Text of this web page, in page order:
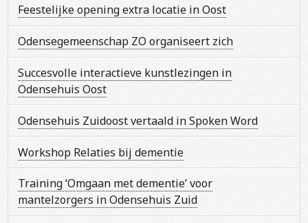
Feestelijke opening extra locatie in Oost
Odensegemeenschap ZO organiseert zich
Succesvolle interactieve kunstlezingen in
Odensehuis Oost
Odensehuis Zuidoost vertaald in Spoken Word
Workshop Relaties bij dementie
Training ‘Omgaan met dementie’ voor
mantelzorgers in Odensehuis Zuid